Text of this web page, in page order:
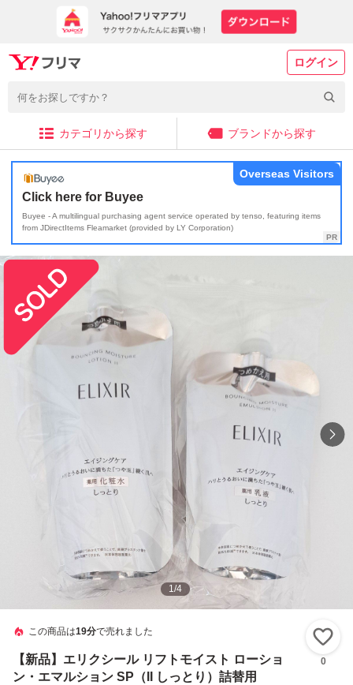
ログイン
カテゴリから探す ブランドから探す
Click here for Buyee
Buyee - A multilingual purchasing agent service operated by tenso, featuring items
from JDirectItems Fleamarket (provided by LY Corporation)
Overseas Visitors
1/4
この商品は19分で売れました
【新品】エリクシール リフトモイスト ローショ
ン・エマルション SP（II しっとり）詰替用
0